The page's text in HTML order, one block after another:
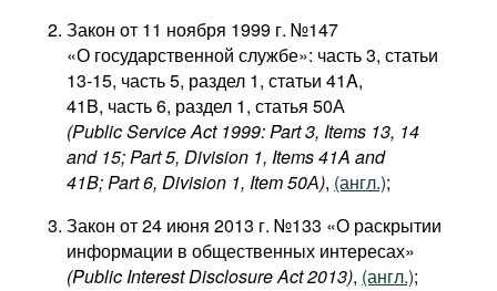
Фильмы
Подкасты
Книжная полка
Закон от 11 ноября 1999 г. №147
«О государственной службе»: часть 3, статьи
13-15, часть 5, раздел 1, статьи 41A,
41B, часть 6, раздел 1, статья 50А
(Public Service Act 1999: Part 3, Items 13, 14
and 15; Part 5, Division 1, Items 41A and
41B; Part 6, Division 1, Item 50А), (англ.);
Закон от 24 июня 2013 г. №133 «О раскрытии
информации в общественных интересах»
(Public Interest Disclosure Act 2013), (англ.);